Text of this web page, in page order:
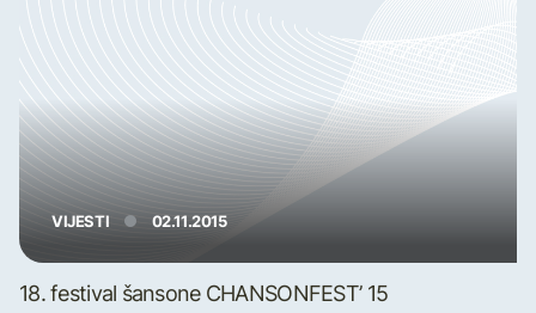
VIJESTI 02.11.2015
18. festival šansone CHANSONFEST’ 15